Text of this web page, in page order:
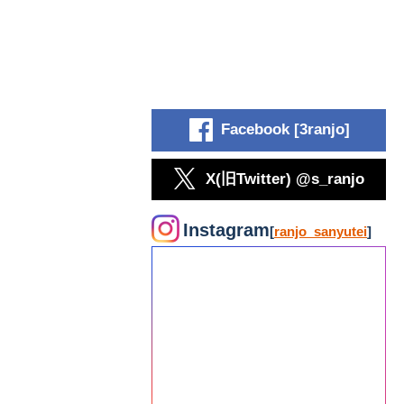
Facebook [3ranjo]
X(旧Twitter) @s_ranjo
Instagram[ranjo_sanyutei]